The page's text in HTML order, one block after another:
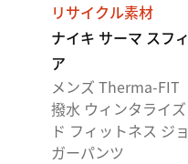
リサイクル素材
ナイキ サーマ スフィ
ア
メンズ Therma-FIT
撥水 ウィンタライズ
ド フィットネス ジョ
ガーパンツ